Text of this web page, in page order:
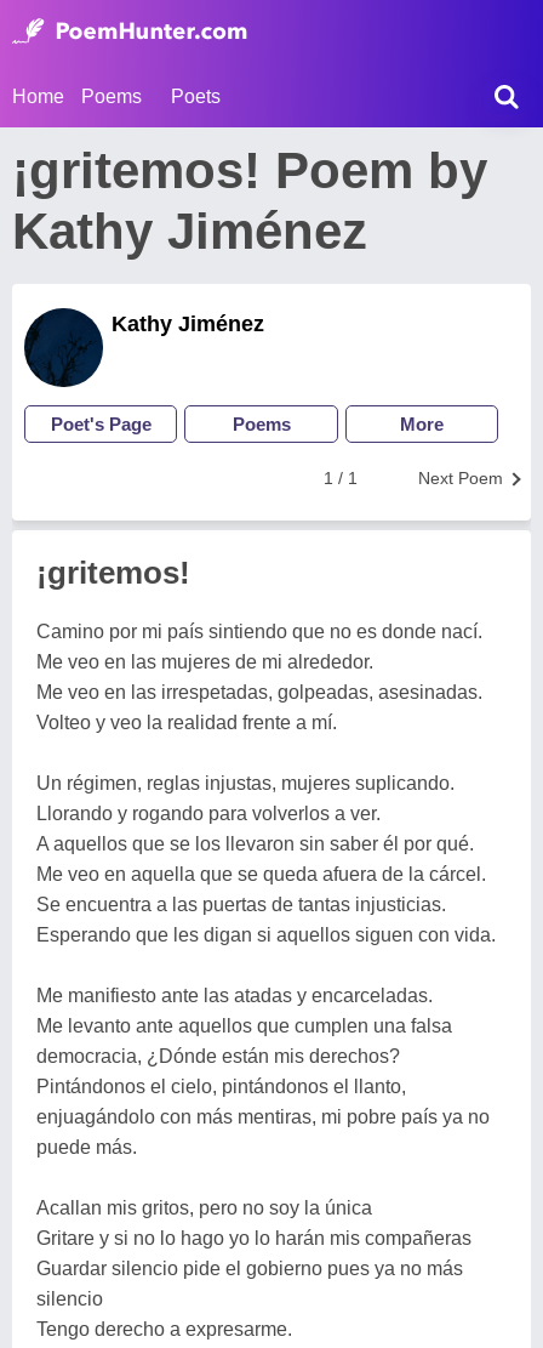
Home Poems Poets
¡gritemos! Poem by
Kathy Jiménez
Kathy Jiménez
Poet's Page Poems More
Next Poem
1 / 1
¡gritemos!
Camino por mi país sintiendo que no es donde nací.
Me veo en las mujeres de mi alrededor.
Me veo en las irrespetadas, golpeadas, asesinadas.
Volteo y veo la realidad frente a mí.
Un régimen, reglas injustas, mujeres suplicando.
Llorando y rogando para volverlos a ver.
A aquellos que se los llevaron sin saber él por qué.
Me veo en aquella que se queda afuera de la cárcel.
Se encuentra a las puertas de tantas injusticias.
Esperando que les digan si aquellos siguen con vida.
Me manifiesto ante las atadas y encarceladas.
Me levanto ante aquellos que cumplen una falsa
democracia, ¿Dónde están mis derechos?
Pintándonos el cielo, pintándonos el llanto,
enjuagándolo con más mentiras, mi pobre país ya no
puede más.
Acallan mis gritos, pero no soy la única
Gritare y si no lo hago yo lo harán mis compañeras
Guardar silencio pide el gobierno pues ya no más
silencio
Tengo derecho a expresarme.